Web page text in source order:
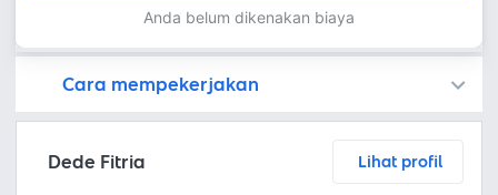
Anda belum dikenakan biaya
Cara mempekerjakan
Dede Fitria Lihat profil